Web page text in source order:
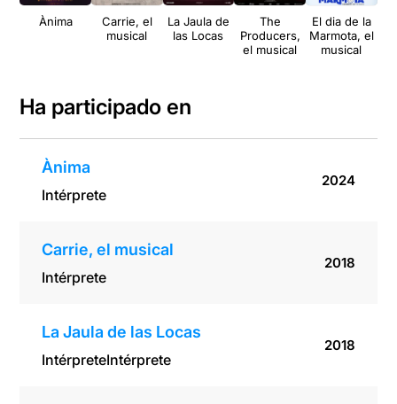
Ànima
Carrie, el
musical
La Jaula de
las Locas
The
Producers,
el musical
El dia de la
Marmota, el
musical
Ha participado en
Ànima
Intérprete
2024
Carrie, el musical
Intérprete
2018
La Jaula de las Locas
IntérpreteIntérprete
2018